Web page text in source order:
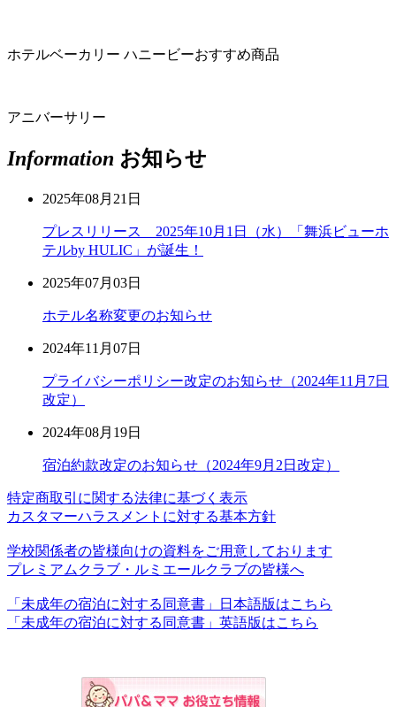
ホテルベーカリー ハニービーおすすめ商品
アニバーサリー
Information お知らせ
2025年08月21日
プレスリリース 2025年10月1日（水）「舞浜ビューホ
テルby HULIC」が誕生！
2025年07月03日
ホテル名称変更のお知らせ
2024年11月07日
プライバシーポリシー改定のお知らせ（2024年11月7日
改定）
2024年08月19日
宿泊約款改定のお知らせ（2024年9月2日改定）
特定商取引に関する法律に基づく表示
カスタマーハラスメントに対する基本方針
学校関係者の皆様向けの資料をご用意しております
プレミアムクラブ・ルミエールクラブの皆様へ
「未成年の宿泊に対する同意書」日本語版はこちら
「未成年の宿泊に対する同意書」英語版はこちら